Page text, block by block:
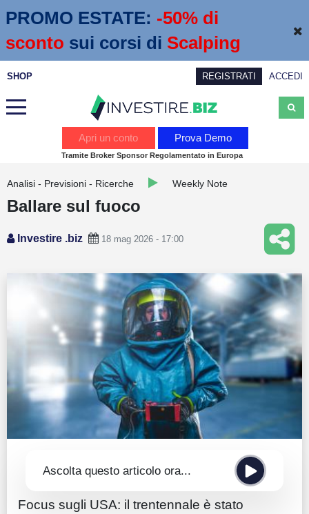
PROMO ESTATE: -50% di
sconto sui corsi di Scalping
SHOP REGISTRATI ACCEDI
Trading
Guide
Quotazioni
Conto IG
Guru Monitor
Stagionalità
Altro
Apri un conto Prova Demo
Tramite Broker Sponsor Regolamentato in Europa
Analisi - Previsioni - Ricerche Weekly Note
Ballare sul fuoco
Investire .biz 18 mag 2026 - 17:00
Ascolta questo articolo ora...
Focus sugli USA: il trentennale è stato